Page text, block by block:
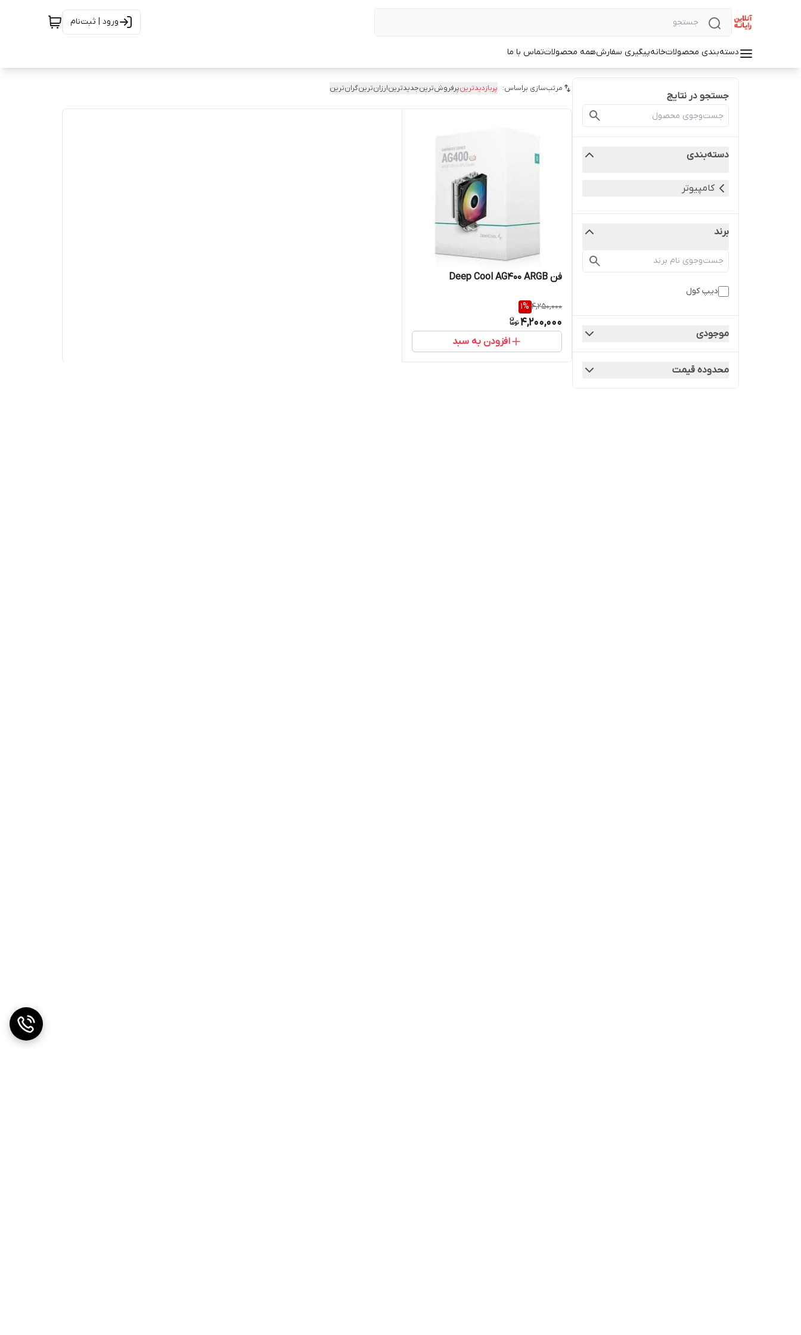
ورود | ثبت‌نام
دسته‌بندی محصولاتخانهپیگیری سفارشهمه محصولاتتماس با ما
جستجو در نتایج
دسته‌بندی
کامپیوتر
برند
دیپ کول
موجودی
محدوده قیمت
مرتب‌سازی براساس: پربازدیدترینپرفروش‌ترینجدیدترینارزان‌ترینگران‌ترین
فن Deep Cool AG400 ARGB
4,250,000
1%
4,200,000
افزودن به سبد